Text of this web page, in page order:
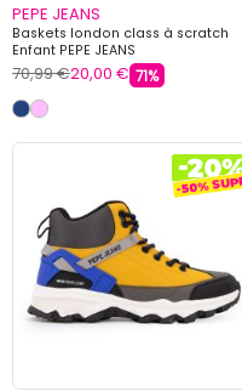
PEPE JEANS
Baskets london class à scratch
Enfant PEPE JEANS
70,99 €20,00 € 71%